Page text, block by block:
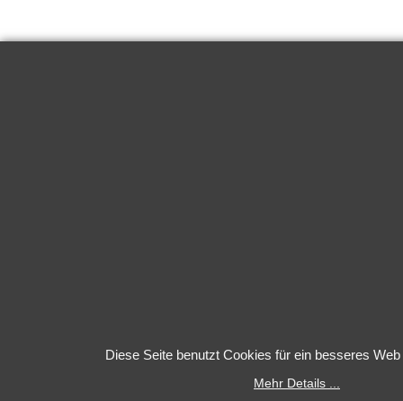
Diese Seite benutzt Cookies für ein besseres
Mehr Details ...